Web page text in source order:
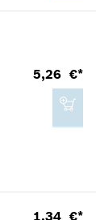
5,26 €*
1,34 €*